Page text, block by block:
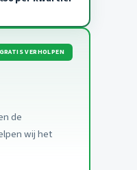
GRATIS VERHOLPEN
de
wij het